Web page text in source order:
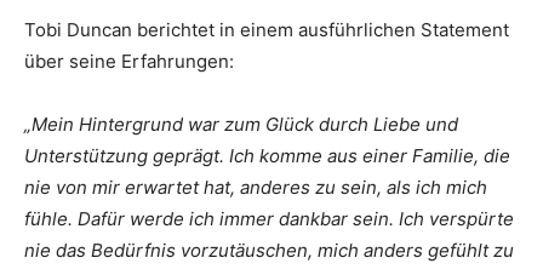
Tobi Duncan berichtet in einem ausführlichen Statement
über seine Erfahrungen:
„Mein Hintergrund war zum Glück durch Liebe und
Unterstützung geprägt. Ich komme aus einer Familie, die
nie von mir erwartet hat, anderes zu sein, als ich mich
fühle. Dafür werde ich immer dankbar sein. Ich verspürte
nie das Bedürfnis vorzutäuschen, mich anders gefühlt zu